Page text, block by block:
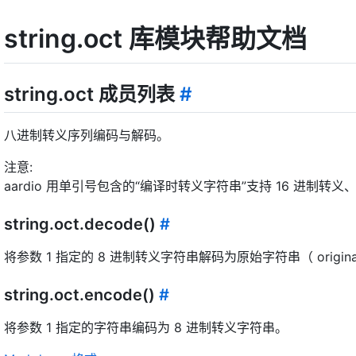
string.oct 库模块帮助文档
string.oct 成员列表 #
八进制转义序列编码与解码。
注意:
aardio 用单引号包含的“编译时转义字符串”支持 16 进制转
string.oct.decode() #
将参数 1 指定的 8 进制转义字符串解码为原始字符串（
string.oct.encode() #
将参数 1 指定的字符串编码为 8 进制转义字符串。